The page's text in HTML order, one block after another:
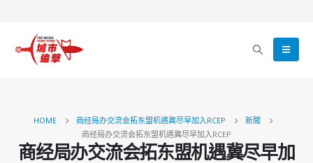
HOME 商经局办交流会拓东盟机遇冀尽早加入RCEP
新聞
商经局办交流会拓东盟机遇冀尽早加入RCEP
商经局办交流会拓东盟机遇冀尽早加